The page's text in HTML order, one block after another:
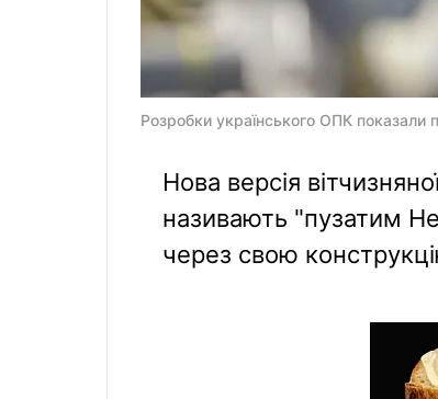
Розробки українського ОПК
Нова версія
називають "пузатим
через свою